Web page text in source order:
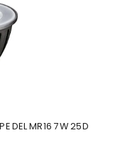
DEL MR16 7W 25D